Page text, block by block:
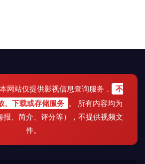
本网站仅提供影视信息查询服务，
不
、下载或存储服务 。 所有内容均为
报、简介、评分等），不提供视频文
件。